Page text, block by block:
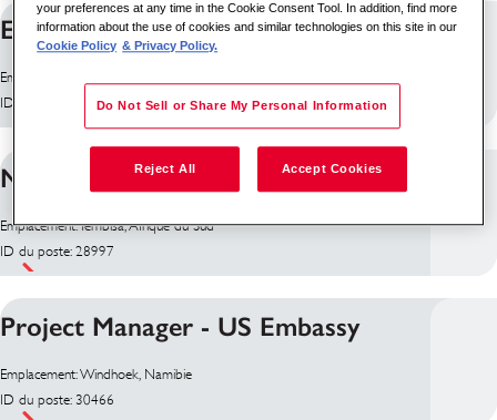
Embedded Developer
Emplacement: Midrand, Afrique du Sud
ID du poste: 30529
National Keypoint Officers
Emplacement: Tembisa, Afrique du Sud
ID du poste: 28997
Project Manager - US Embassy
Emplacement: Windhoek, Namibie
ID du poste: 30466
your preferences at any time in the Cookie Consent Tool. In addition, find more
information about the use of cookies and similar technologies on this site in our
Cookie Policy & Privacy Policy.
Do Not Sell or Share My Personal Information
Reject All Accept Cookies